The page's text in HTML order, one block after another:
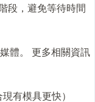
段，避免等待時間
體。 更多相關資訊
有模具更快）